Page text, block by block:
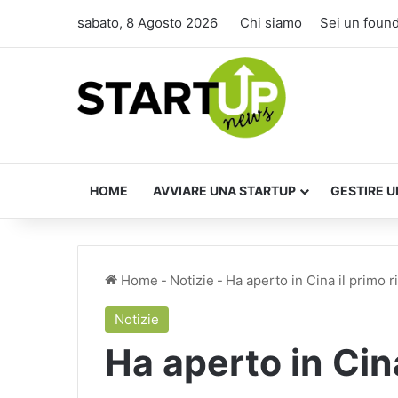
sabato, 8 Agosto 2026 Chi siamo Sei un
HOME AVVIARE UNA STARTUP GESTIRE
Home - Notizie - Ha aperto in Cina il primo
Notizie
Ha aperto in